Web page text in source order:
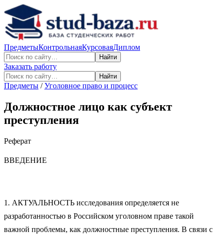
ПредметыКонтрольнаяКурсоваяДиплом
Найти
Заказать работу
Найти
Предметы /Уголовное право и процесс
Должностное лицо как субъект
преступления
Реферат
ВВЕДЕНИЕ
1. АКТУАЛЬНОСТЬ исследования определяется не
разработанностью в Российском уголовном праве такой
важной проблемы, как должностные преступления. В связи с